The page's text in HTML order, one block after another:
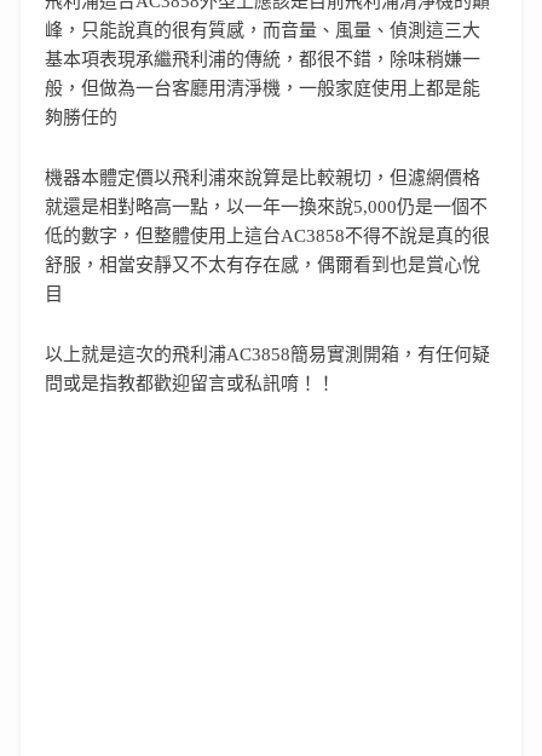
峰，只能說真的很有質感，而音量、風量、偵測這三大
基本項表現承繼飛利浦的傳統，都很不錯，除味稍嫌一
般，但做為一台客廳用清淨機，一般家庭使用上都是能
夠勝任的
機器本體定價以飛利浦來說算是比較親切，但濾網價格
就還是相對略高一點，以一年一換來說5,000仍是一個不
低的數字，但整體使用上這台AC3858不得不說是真的很
舒服，相當安靜又不太有存在感，偶爾看到也是賞心悅
目
以上就是這次的飛利浦AC3858簡易實測開箱，有任何疑
問或是指教都歡迎留言或私訊唷！！